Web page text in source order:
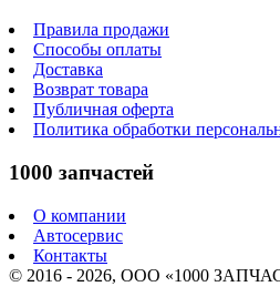
Правила продажи
Способы оплаты
Доставка
Возврат товара
Публичная оферта
Политика обработки
1000 запчастей
О компании
Автосервис
Контакты
© 2016 - 2026, ООО «1000